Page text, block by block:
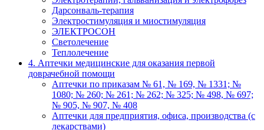
Дарсонваль-терапия
Электростимуляция и миостимуляция
ЭЛЕКТРОСОН
Светолечение
Теплолечение
4. Аптечки медицинские для оказания первой
доврачебной помощи
Аптечки по приказам № 61, № 169, № 1331; №
1080; № 260; № 261; № 262; № 325; № 498, № 697;
№ 905, № 907, № 408
Аптечки для предприятия, офиса, производства (с
лекарствами)